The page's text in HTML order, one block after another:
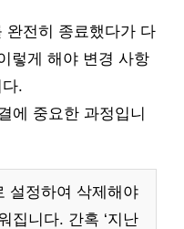
완전히 종료했다가 다
렇게 해야 변경 사항
.
에 중요한 과정입니
설정하여 삭제해야
집니다. 간혹 ‘지난